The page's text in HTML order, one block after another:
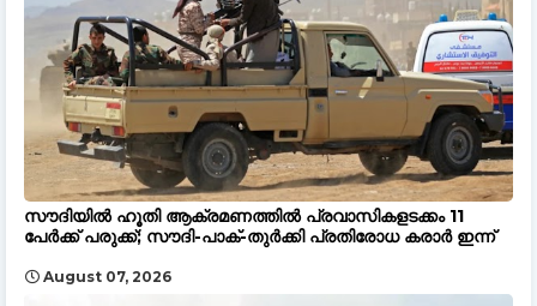
സൗദിയിൽ ഹൂതി ആക്രമണത്തിൽ പ്രവാസികളടക്കം 11
പേർക്ക് പരുക്ക്; സൗദി-പാക്-തുർക്കി പ്രതിരോധ കരാർ ഇന്ന്
August 07, 2026